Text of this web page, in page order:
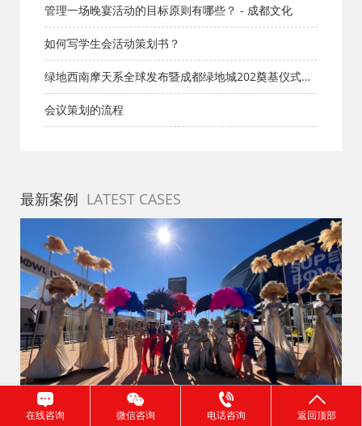
让客户省心放心？
管理一场晚宴活动的目标原则有哪些？ - 成都文化
如何写学生会活动策划书？
绿地西南摩天系全球发布暨成都绿地城202奠基仪式，
届时，有哪些相关人物来共同见证？
会议策划的流程
最新案例 LATEST CASES
在线咨询 微信咨询 电话咨询 返回顶部